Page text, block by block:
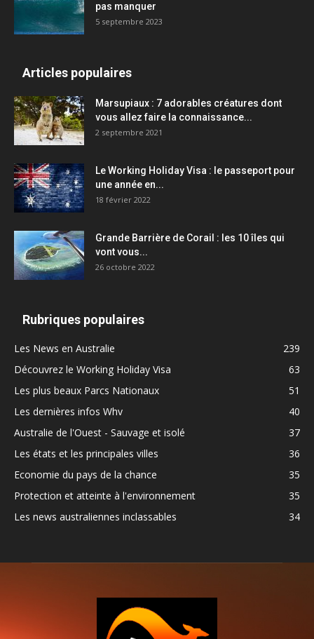
pas manquer
5 septembre 2023
Articles populaires
Marsupiaux : 7 adorables créatures dont
vous allez faire la connaissance...
2 septembre 2021
Le Working Holiday Visa : le passeport pour
une année en...
18 février 2022
Grande Barrière de Corail : les 10 îles qui
vont vous...
26 octobre 2022
Rubriques populaires
Les News en Australie
239
Découvrez le Working Holiday Visa
63
Les plus beaux Parcs Nationaux
51
Les dernières infos Whv
40
Australie de l'Ouest - Sauvage et isolé
37
Les états et les principales villes
36
Economie du pays de la chance
35
Protection et atteinte à l'environnement
35
Les news australiennes inclassables
34